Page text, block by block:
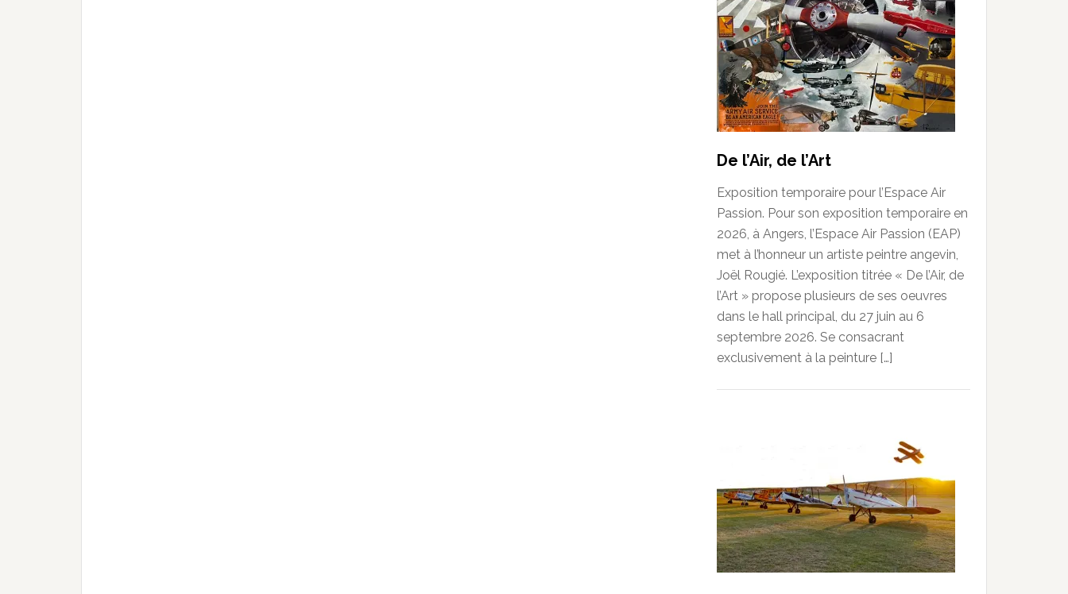
De l’Air, de l’Art
Exposition temporaire pour l’Espace Air
Passion. Pour son exposition temporaire en
2026, à Angers, l’Espace Air Passion (EAP)
met à l’honneur un artiste peintre angevin,
Joël Rougié. L’exposition titrée « De l’Air, de
l’Art » propose plusieurs de ses oeuvres
dans le hall principal, du 27 juin au 6
septembre 2026. Se consacrant
exclusivement à la peinture […]